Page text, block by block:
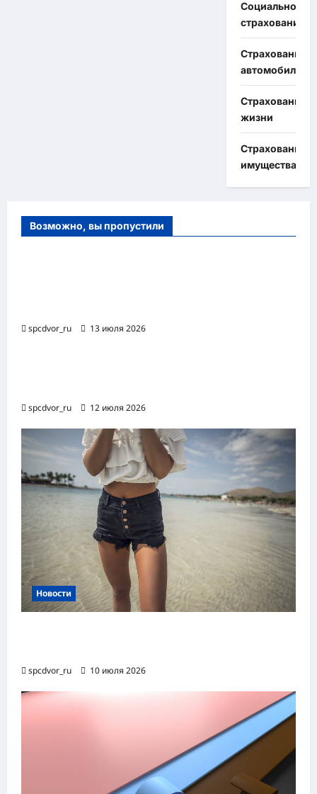
Социальное
страхование
Страхование
автомобиля
Страхование
жизни
Страхование
имущества
Возможно, вы пропустили
spcdvor_ru 13 июля 2026
spcdvor_ru 12 июля 2026
Новости
spcdvor_ru 10 июля 2026